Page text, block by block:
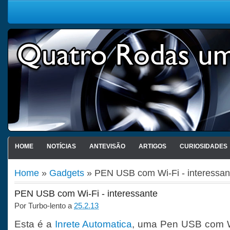
HOME NOTÍCIAS ANTEVISÃO ARTIGOS CURIOSIDADES
Home » Gadgets » PEN USB com Wi-Fi -
PEN USB com Wi-Fi - interessante
Por Turbo-lento a 25.2.13
Esta é a Inrete Automatica, uma Pen USB com